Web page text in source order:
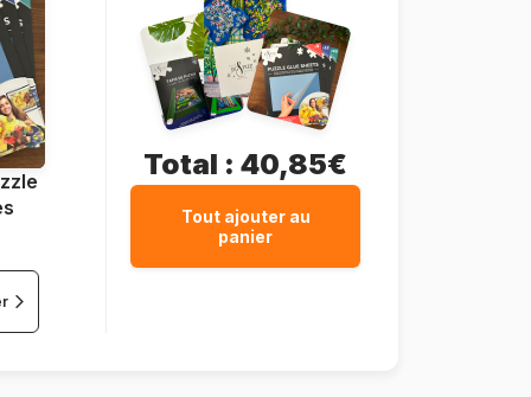
Total : 40,85€
Tout ajouter au
panier